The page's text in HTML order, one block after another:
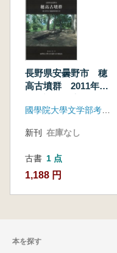
長野県安曇野市 穂
高古墳群 2011年度
新刊 在庫なし
古書 1 点
1,188 円
本を探す